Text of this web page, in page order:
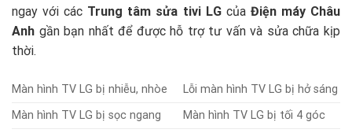
ngay với các Trung tâm sửa tivi LGcủa Điện máy Châu
Anh gần bạn nhất để được hỗ trợ tư vấn và sửa chữa kịp
thời.
Màn hình TV LG bị nhiễu, nhòe
Lỗi màn hình TV LG bị hở sáng
Màn hình TV LG bị sọc ngang
Màn hình TV LG bị tối 4 góc